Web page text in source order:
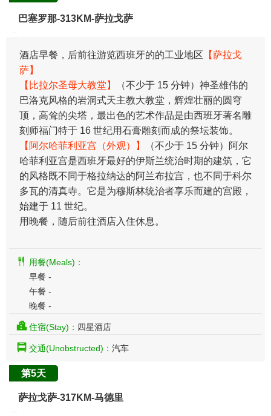
巴塞罗那-313KM-萨拉戈萨
酒店早餐，后前往游览西班牙的的工业地区 【萨拉戈
萨】
【比拉尔圣母大教堂】
（不少于 15 分钟）神圣雄伟的
巴洛克风格的岩洞式天主教大教堂，辉煌壮丽的圆穹
顶，高耸的尖塔，最出色的艺术作品是由西班牙著名雕
刻师福门特于 16 世纪用石膏雕刻而成的祭坛装饰。
【阿尔哈菲利亚宫（外观）】
（不少于 15 分钟）阿尔
哈菲利亚宫是西班牙最好的伊斯兰统治时期的建筑，它
的风格既不同于格拉纳达的阿兰布拉宫，也不同于科尔
多瓦的清真寺。它是为穆斯林统治者享乐而建的宫殿，
始建于 11 世纪。
用晚餐，随后前往酒店入住休息。
用餐(Meals)：
早餐 -
午餐 -
晚餐 -
住宿(Stay)： 四星酒店
交通(Unobstructed)： 汽车
第5天
萨拉戈萨-317KM-马德里